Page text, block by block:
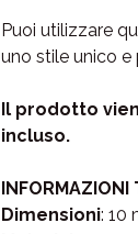
Puoi utilizzare
uno stile unico
Il prodotto
incluso.
INFORMAZIONI
Dimensioni: 10